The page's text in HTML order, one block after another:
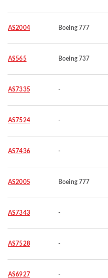
AS2004 Boeing 777
AS565 Boeing 737
AS7335 -
AS7524 -
AS7436 -
AS2005 Boeing 777
AS7343 -
AS7528 -
AS6927 -